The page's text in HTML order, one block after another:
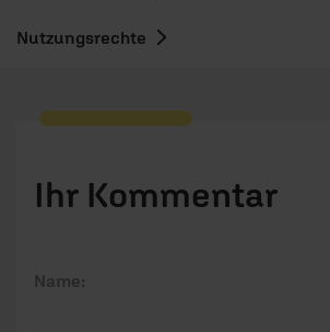
Nutzungsrechte
Ihr Kommentar
Name: